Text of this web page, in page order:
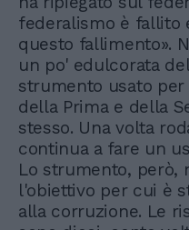
federalismo è fallito
questo fallimento».
un po' edulcorata
strumento usato
della Prima e della
stesso. Una volta
continua a fare un
Lo strumento, però,
l'obiettivo per cui è
alla corruzione. Le